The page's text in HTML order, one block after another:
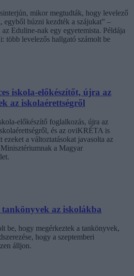
mikor megtudták, hogy levelező
egyből húzni kezdték a szájukat” –
Eduline-nak egy egyetemista. Példája
több levelezős hallgató számolt be
iskola-előkészítőt, újra az
az iskolaérettségről
előkészítő foglalkozás, újra az
és az oviKRÉTA is
a változtatásokat javasolta az
a Magyar
az iskolákba
be, hogy megérkeztek a tankönyvek,
hogy a szeptemberi
álljon.